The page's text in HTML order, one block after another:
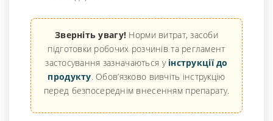
Зверніть увагу! Норми витрат, засоби
підготовки робочих розчинів та регламент
застосування зазначаються у інструкції до
продукту. Обов’язково вивчіть інструкцію
перед безпосереднім внесенням препарату.